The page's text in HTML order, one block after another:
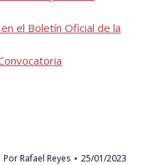
el Boletín Oficial de la
PorRafael Reyes
25/01/2023